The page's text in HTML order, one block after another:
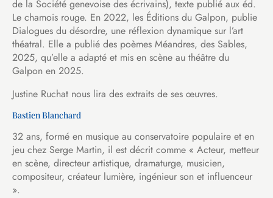
de la Société genevoise des écrivains), texte publié aux éd.
Le chamois rouge. En 2022, les Éditions du Galpon, publie
Dialogues du désordre, une réflexion dynamique sur l’art
théatral. Elle a publié des poèmes Méandres, des Sables,
2025, qu’elle a adapté et mis en scène au théâtre du
Galpon en 2025.
Justine Ruchat nous lira des extraits de ses œuvres.
Bastien Blanchard
32 ans, formé en musique au conservatoire populaire et en
jeu chez Serge Martin, il est décrit comme « Acteur, metteur
en scène, directeur artistique, dramaturge, musicien,
compositeur, créateur lumière, ingénieur son et influenceur
».